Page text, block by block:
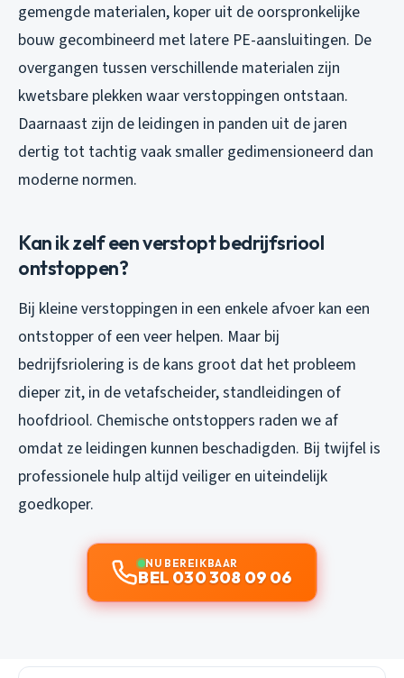
gemengde materialen, koper uit de oorspronkelijke
bouw gecombineerd met latere PE-aansluitingen. De
overgangen tussen verschillende materialen zijn
kwetsbare plekken waar verstoppingen ontstaan.
Daarnaast zijn de leidingen in panden uit de jaren
dertig tot tachtig vaak smaller gedimensioneerd dan
moderne normen.
Kan ik zelf een verstopt bedrijfsriool
ontstoppen?
Bij kleine verstoppingen in een enkele afvoer kan een
ontstopper of een veer helpen. Maar bij
bedrijfsriolering is de kans groot dat het probleem
dieper zit, in de vetafscheider, standleidingen of
hoofdriool. Chemische ontstoppers raden we af
omdat ze leidingen kunnen beschadigden. Bij twijfel is
professionele hulp altijd veiliger en uiteindelijk
goedkoper.
NU BEREIKBAAR
BEL 030 308 09 06